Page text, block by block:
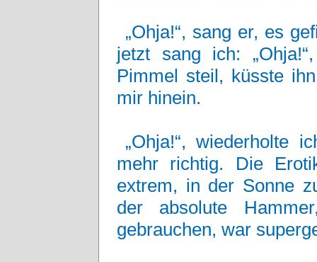
„Ohja!“, sang er, es
jetzt sang ich:
Pimmel steil, küsste
mir hinein.
„Ohja!“, wiederholte
mehr richtig. Die
extrem, in der Sonne
der absolute
gebrauchen, war